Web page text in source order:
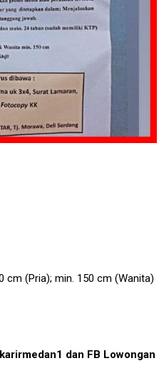
cm (Pria); min. 150 cm (Wanita)
dan FB Lowongan